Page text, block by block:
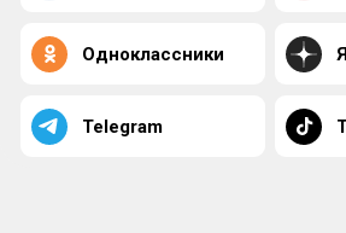
Одноклассники
Telegram